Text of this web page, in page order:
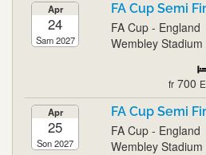
Apr
24
Sam 2027
FA Cup Semi
FA Cup - England
Wembley
fr 700
Apr
25
Son 2027
FA Cup Semi
FA Cup - England
Wembley